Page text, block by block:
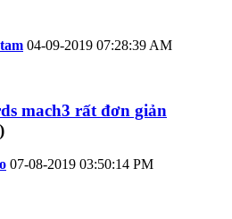
04-09-2019 07:28:39 AM
mach3 rất đơn giản
07-08-2019 03:50:14 PM